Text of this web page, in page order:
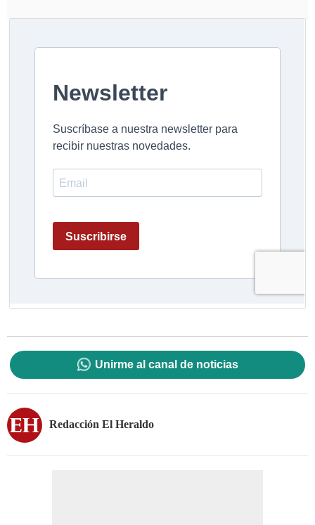
Unirme al canal de noticias
Redacción El Heraldo